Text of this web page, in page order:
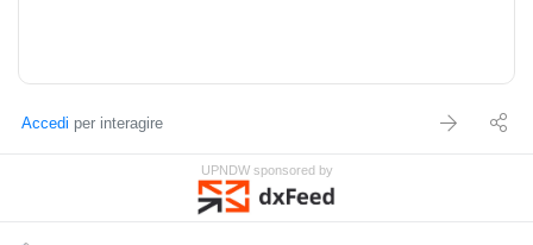
comportano notevoli rischi economici e chiunque li svolga lo fa
presente sessione didattica non si assume nessuna
responsabilità circa eventuali danni diretti o indiretti relativamente
Accedi per interagire
UPNDW sponsored by